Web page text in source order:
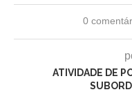
0
ATIVIDADE DE